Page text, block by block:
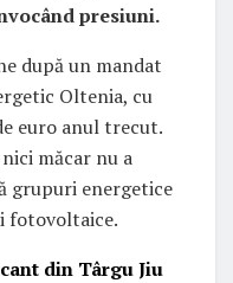
presiuni.
după un mandat
Oltenia, cu
euro anul trecut.
măcar nu a
grupuri energetice
fotovoltaice.
din Târgu Jiu